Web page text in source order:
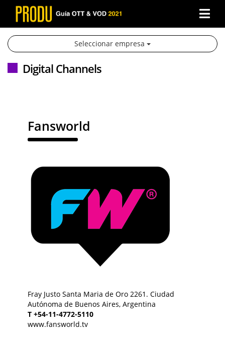
Seleccionar empresa
Digital Channels
×
×
Fansworld
Fray Justo Santa Maria de Oro 2261. Ciudad
Autónoma de Buenos Aires, Argentina
T +54-11-4772-5110
www.fansworld.tv